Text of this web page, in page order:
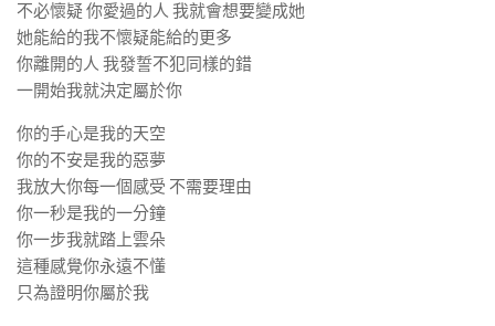
不必懷疑 你愛過的人 我就會想要變成她
她能給的我不懷疑能給的更多
你離開的人 我發誓不犯同樣的錯
一開始我就決定屬於你
你的手心是我的天空
你的不安是我的惡夢
我放大你每一個感受 不需要理由
你一秒是我的一分鐘
你一步我就踏上雲朵
這種感覺你永遠不懂
只為證明你屬於我